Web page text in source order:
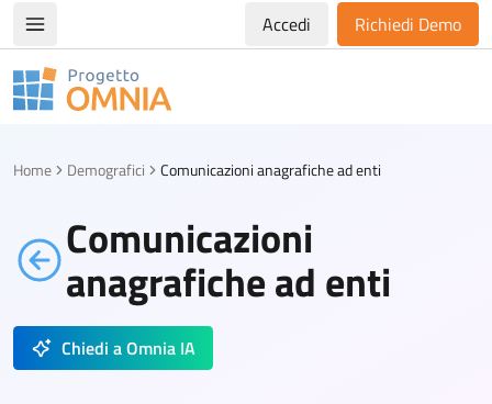
Apri/chiudi menù di navigazioneAccedi Richiedi Demo
Progetto Omnia
Home Demografici Comunicazioni anagrafiche ad enti
Comunicazioni
anagrafiche ad enti
Chiedi a Omnia IA